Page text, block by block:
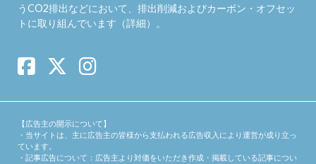
うCO2排出などにおいて、排出削減およびカーボン・オフセッ
トに取り組んでいます（詳細）。
【広告主の開示について】
・当サイトは、主に広告主の皆様から支払われる広告収入により運営が成り立っ
ています。
・記事広告について：広告主より対価をいただき作成・掲載している記事につい